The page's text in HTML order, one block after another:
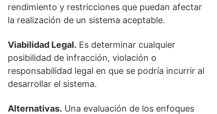
rendimiento y restricciones que puedan afectar
la realización de un sistema aceptable.
Viabilidad Legal. Es determinar cualquier
posibilidad de infracción, violación o
responsabilidad legal en que se podría incurrir al
desarrollar el sistema.
Alternativas. Una evaluación de los enfoques